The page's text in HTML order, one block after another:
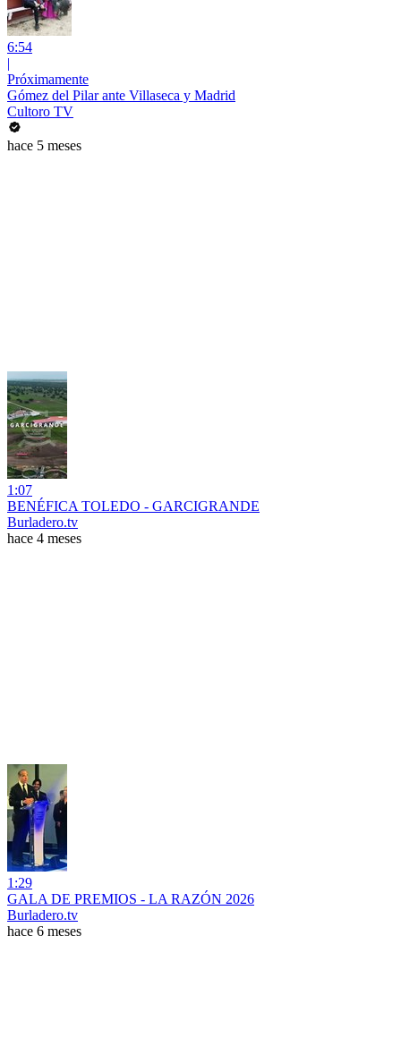
6:54
|
Próximamente
Gómez del Pilar ante Villaseca y Madrid
Cultoro TV
hace 5 meses
1:07
BENÉFICA TOLEDO - GARCIGRANDE
Burladero.tv
hace 4 meses
1:29
GALA DE PREMIOS - LA RAZÓN 2026
Burladero.tv
hace 6 meses